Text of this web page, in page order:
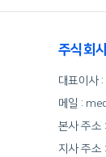
주식회
대표이사 :
메일 :
본사 주소
지사 주소